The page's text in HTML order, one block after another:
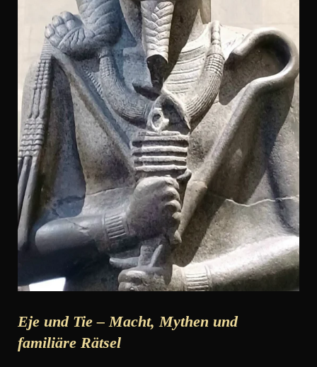
Eje und Tie – Macht, Mythen und
familiäre Rätsel